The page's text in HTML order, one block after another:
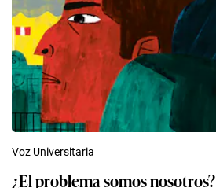
Voz Universitaria
¿El problema somos nosotros?